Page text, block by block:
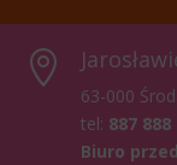

63-000
tel: 887 888
Biuro